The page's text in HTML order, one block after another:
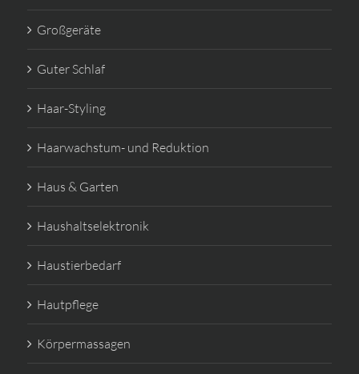
Großgeräte
Guter Schlaf
Haar-Styling
Haarwachstum- und Reduktion
Haus & Garten
Haushaltselektronik
Haustierbedarf
Hautpflege
Körpermassagen